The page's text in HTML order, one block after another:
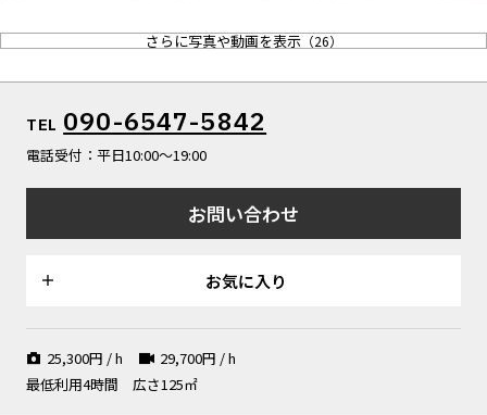
掲載のお問い合わせ
大きな窓のベッドルーム 午後の光が差し込むリビング
モルタルとやわらかい絨毯
さらに写真や動画を表示（26）
TEL 090-6547-5842
電話受付：平日10:00〜19:00
お問い合わせ
お気に入り
25,300円 / h 29,700円 / h
最低利用4時間
広さ125㎡